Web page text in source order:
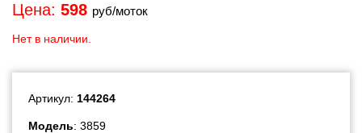
Цена: 598 руб/моток
Нет в наличии.
Артикул: 144264
Модель: 3859